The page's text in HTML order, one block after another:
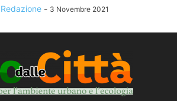
Redazione - 3 Novembre 2021